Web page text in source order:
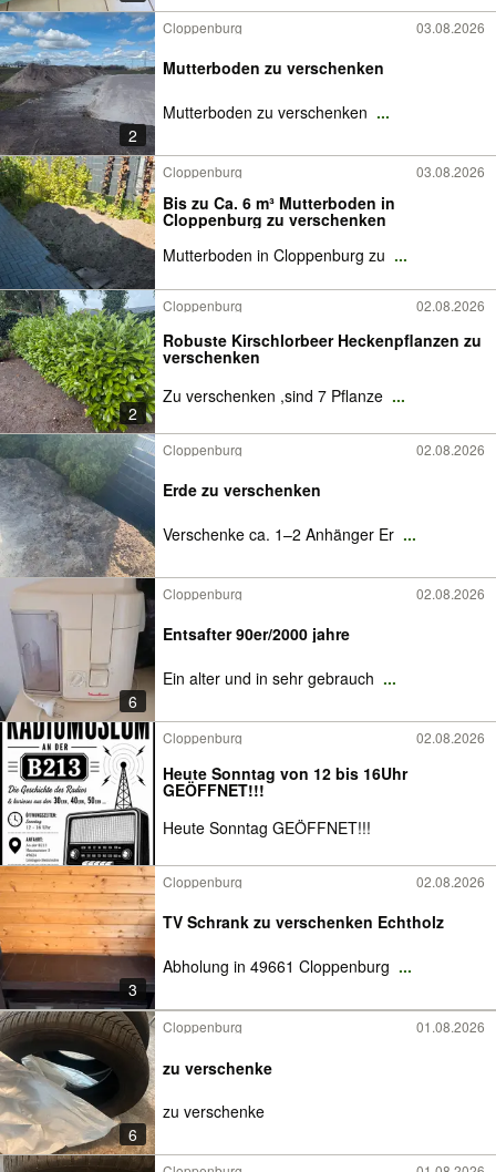
2
Cloppenburg 03.08.2026
Mutterboden zu verschenken
Mutterboden zu verschenken ...
Cloppenburg 03.08.2026
Bis zu Ca. 6 m³ Mutterboden in
Cloppenburg zu verschenken
Mutterboden in Cloppenburg zu ...
2
Cloppenburg 02.08.2026
Robuste Kirschlorbeer Heckenpflanzen zu
verschenken
Zu verschenken ,sind 7 Pflanze ...
Cloppenburg 02.08.2026
Erde zu verschenken
Verschenke ca. 1–2 Anhänger Er ...
6
Cloppenburg 02.08.2026
Entsafter 90er/2000 jahre
Ein alter und in sehr gebrauch ...
Cloppenburg 02.08.2026
Heute Sonntag von 12 bis 16Uhr
GEÖFFNET!!!
Heute Sonntag GEÖFFNET!!!
3
Cloppenburg 02.08.2026
TV Schrank zu verschenken Echtholz
Abholung in 49661 Cloppenburg ...
6
Cloppenburg 01.08.2026
zu verschenke
zu verschenke